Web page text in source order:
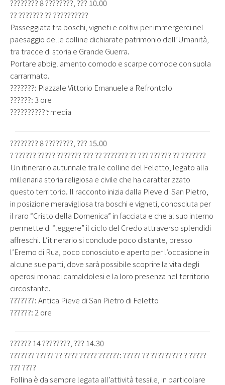
???????? 8 ????????, ??? 10.00
?? ??????? ?? ??????????
Passeggiata tra boschi, vigneti e coltivi per immergerci nel
paesaggio delle colline dichiarate patrimonio dell’Umanità,
tra tracce di storia e Grande Guerra.
Portare abbigliamento comodo e scarpe comode con suola
carrarmato.
???????: Piazzale Vittorio Emanuele a Refrontolo
??????: 3 ore
??????????̀ : media
???????? 8 ????????, ??? 15.00
? ?????? ????? ??????? ??? ?? ??????? ?? ??? ?????? ?? ???????
Un itinerario autunnale tra le colline del Feletto, legato alla
millenaria storia religiosa e civile che ha caratterizzato
questo territorio. Il racconto inizia dalla Pieve di San Pietro,
in posizione meravigliosa tra boschi e vigneti, conosciuta per
il raro “Cristo della Domenica” in facciata e che al suo interno
permette di “leggere” il ciclo del Credo attraverso splendidi
affreschi. L’itinerario si conclude poco distante, presso
l’Eremo di Rua, poco conosciuto e aperto per l’occasione in
alcune sue parti, dove sarà possibile scoprire la vita degli
operosi monaci camaldolesi e la loro presenza nel territorio
circostante.
???????: Antica Pieve di San Pietro di Feletto
??????: 2 ore
?????? 14 ????????, ??? 14.30
??????? ????? ?? ???? ????? ??????: ????? ?? ????????? ? ?????
??? ????
Follina è da sempre legata all’attività tessile, in particolare